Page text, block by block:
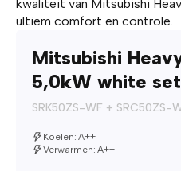
kwaliteit van Mitsubishi
ultiem comfort en controle.
Mitsubishi
5,0kW white
SRK50ZS-WF + SRC50ZS-
Koelen: A++
Verwarmen: A++